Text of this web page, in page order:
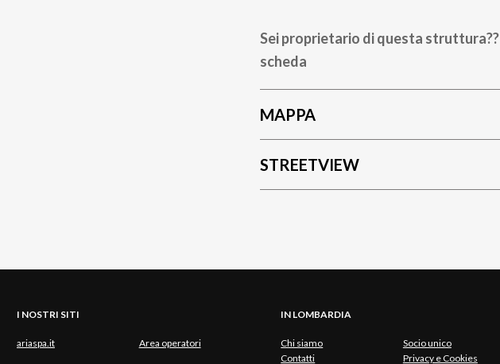
Sei proprietario di questa struttura??
scheda
MAPPA
STREETVIEW
I NOSTRI SITI
ariaspa.it Area operatori
IN LOMBARDIA
Chi siamo
Socio unico
Contatti
Privacy e Cookies